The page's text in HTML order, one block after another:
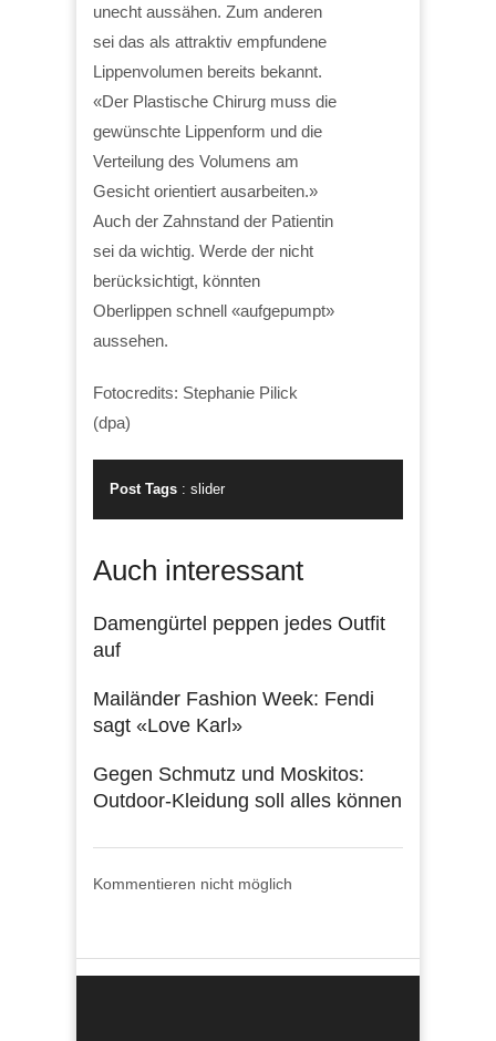
unecht aussähen. Zum anderen
sei das als attraktiv empfundene
Lippenvolumen bereits bekannt.
«Der Plastische Chirurg muss die
gewünschte Lippenform und die
Verteilung des Volumens am
Gesicht orientiert ausarbeiten.»
Auch der Zahnstand der Patientin
sei da wichtig. Werde der nicht
berücksichtigt, könnten
Oberlippen schnell «aufgepumpt»
aussehen.
Fotocredits: Stephanie Pilick
(dpa)
Post Tags : slider
Auch interessant
Damengürtel peppen jedes Outfit
auf
Mailänder Fashion Week: Fendi
sagt «Love Karl»
Gegen Schmutz und Moskitos:
Outdoor-Kleidung soll alles können
Kommentieren nicht möglich